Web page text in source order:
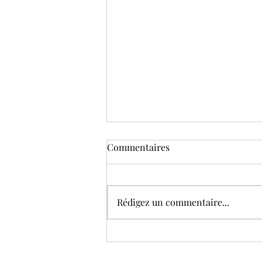
Commentaires
Rédigez un commentaire...